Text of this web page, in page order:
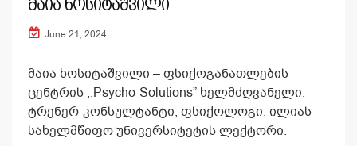
მაია ხოსიტაშვილი
June 21, 2024
მაია ხოსიტაშვილი – ფსიქოგანათლების
ცენტრის ,,Psycho-Solutions” ხელმძღვანელი.
ტრენერ-კონსულტანტი, ფსიქოლოგი, ილიას
სახელმწიფო უნივერსიტეტის ლექტორი.